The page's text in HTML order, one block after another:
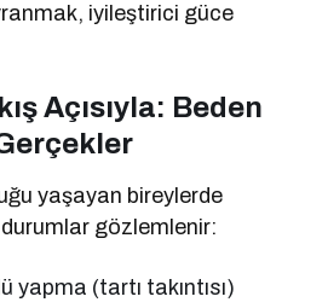
iyileştirici güce
Açısıyla: Beden
yaşayan bireylerde
gözlemlenir:
yapma (tartı takıntısı)